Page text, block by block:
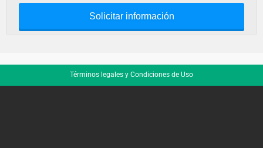
Solicitar información
Términos legales y Condiciones de Uso